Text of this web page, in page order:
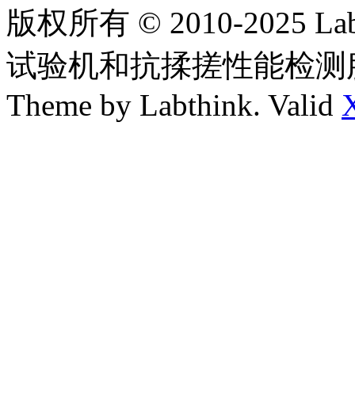
版权所有 © 2010-2025
试验机和抗揉搓性能检
Theme by Labthink. Valid